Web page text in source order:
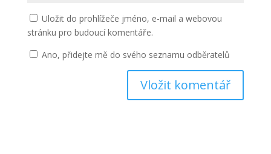
Uložit do prohlížeče jméno, e-mail a webovou
stránku pro budoucí komentáře.
Ano, přidejte mě do svého seznamu odběratelů